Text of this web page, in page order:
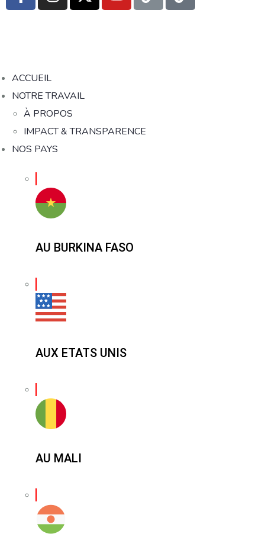
ACCUEIL
NOTRE TRAVAIL
À PROPOS
IMPACT & TRANSPARENCE
NOS PAYS
AU BURKINA FASO
AUX ETATS UNIS
AU MALI